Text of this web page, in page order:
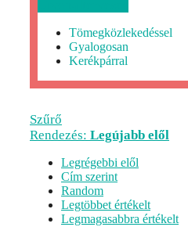
Tömegközlekedéssel
Gyalogosan
Kerékpárral
Szűrő
Rendezés: Legújabb elől
Legrégebbi elől
Cím szerint
Random
Legtöbbet értékelt
Legmagasabbra értékelt